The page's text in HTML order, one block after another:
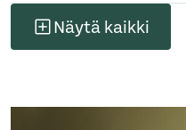
Näytä kaikki